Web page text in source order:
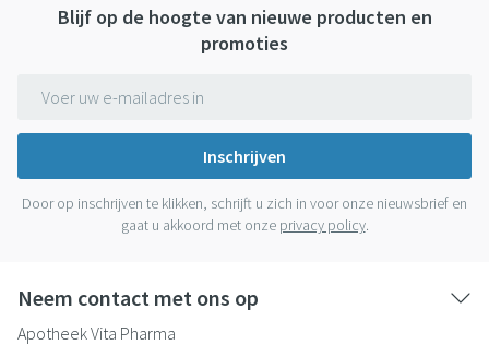
Blijf op de hoogte van nieuwe producten en
promoties
Inschrijven
Door op inschrijven te klikken, schrijft u zich in voor onze nieuwsbrief en
gaat u akkoord met onze privacy policy.
Neem contact met ons op
Apotheek Vita Pharma